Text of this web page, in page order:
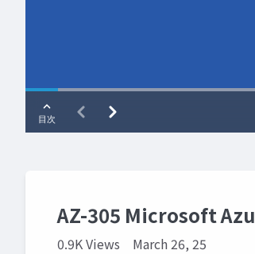
AZ-305 Microsoft
0.9K Views March 26, 25